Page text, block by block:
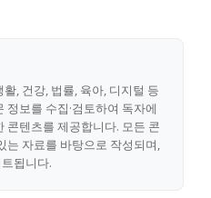
, 건강, 법률, 육아, 디지털 등
정보를 수집·검토하여 독자에
콘텐츠를 제공합니다. 모든 콘
는 자료를 바탕으로 작성되며,
됩니다.